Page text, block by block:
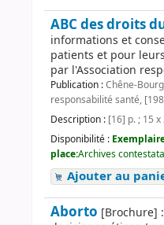
ABC des droits
informations et
patients et pour
par l'Association
Publication :Chêne-
responsabilité santé,
Description : [16] p. ; 15
Disponibilité :
place:Archives
Ajouter au
Aborto [Brochure]